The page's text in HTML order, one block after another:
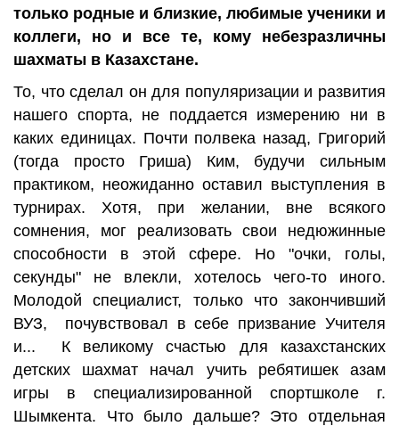
только родные и близкие, любимые ученики и
коллеги, но и все те, кому небезразличны
шахматы в Казахстане.
То, что сделал он для популяризации и развития
нашего спорта, не поддается измерению ни в
каких единицах. Почти полвека назад, Григорий
(тогда просто Гриша) Ким, будучи сильным
практиком, неожиданно оставил выступления в
турнирах. Хотя, при желании, вне всякого
сомнения, мог реализовать свои недюжинные
способности в этой сфере. Но "очки, голы,
секунды" не влекли, хотелось чего-то иного.
Молодой специалист, только что закончивший
ВУЗ, почувствовал в себе призвание Учителя
и... К великому счастью для казахстанских
детских шахмат начал учить ребятишек азам
игры в специализированной спортшколе г.
Шымкента. Что было дальше? Это отдельная